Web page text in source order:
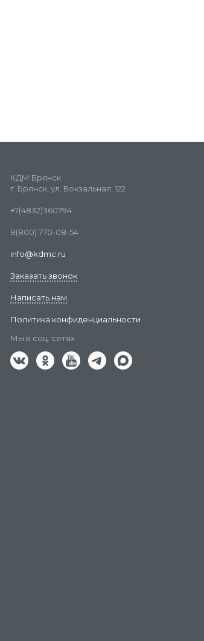
КДМ Брянск
г. Брянск, ул. Вокзальная, 122
+7(4832)360794
8(800) 770-08-54
info@kdmc.ru
Заказать звонок
Написать нам
Политика конфиденциальности
Мы в соц. сетях